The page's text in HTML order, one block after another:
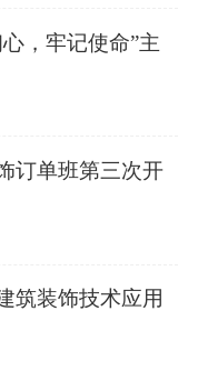
，牢记使命”主
订单班第三次开
筑装饰技术应用